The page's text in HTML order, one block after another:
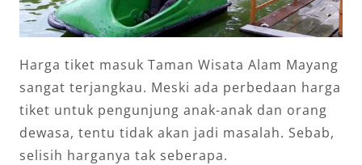
Harga tiket masuk Taman Wisata Alam Mayang
sangat terjangkau. Meski ada perbedaan harga
tiket untuk pengunjung anak-anak dan orang
dewasa, tentu tidak akan jadi masalah. Sebab,
selisih harganya tak seberapa.